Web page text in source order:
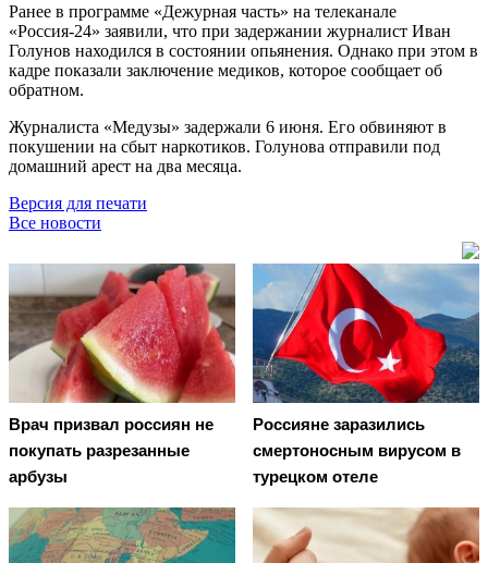
Ранее в программе «Дежурная часть» на телеканале
«Россия-24» заявили, что при задержании журналист Иван
Голунов находился в состоянии опьянения. Однако при этом в
кадре показали заключение медиков, которое сообщает об
обратном.
Журналиста «Медузы» задержали 6 июня. Его обвиняют в
покушении на сбыт наркотиков. Голунова отправили под
домашний арест на два месяца.
Версия для печати
Все новости
Врач призвал россиян не
покупать разрезанные
арбузы
Россияне заразились
смертоносным вирусом в
турецком отеле